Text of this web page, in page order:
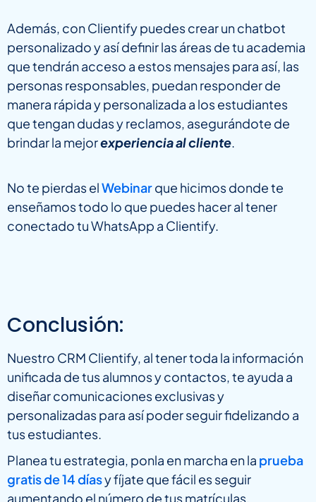
Además, con Clientify puedes crear un chatbot
personalizado y así definir las áreas de tu academia
que tendrán acceso a estos mensajes para así, las
personas responsables, puedan responder de
manera rápida y personalizada a los estudiantes
que tengan dudas y reclamos, asegurándote de
brindar la mejorexperiencia al cliente.
No te pierdas elWebinarque hicimos donde te
enseñamos todo lo que puedes hacer al tener
conectado tu WhatsApp a Clientify.
Conclusión:
Nuestro CRM Clientify, al tener toda la información
unificada de tus alumnos y contactos, te ayuda a
diseñar comunicaciones exclusivas y
personalizadas para así poder seguir fidelizando a
tus estudiantes.
Planea tu estrategia, ponla en marcha en la prueba
gratis de 14 díasy fíjate que fácil es seguir
aumentando el número de tus matrículas.